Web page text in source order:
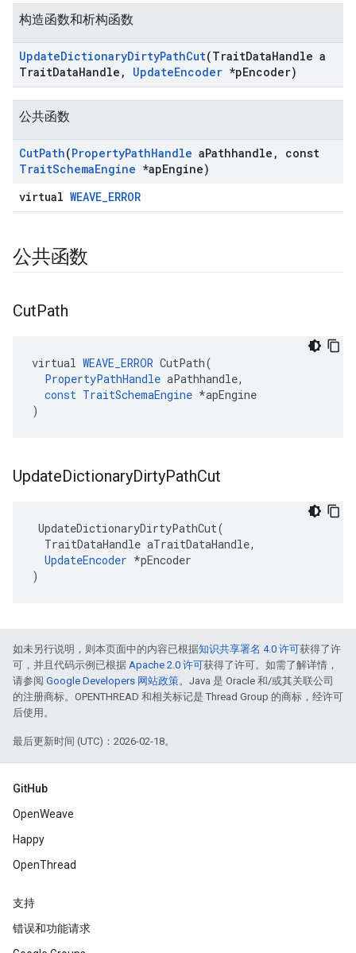
构造函数和析构函数
UpdateDictionaryDirtyPathCut(TraitDataHandle a
TraitDataHandle , UpdateEncoder *pEncoder)
公共函数
CutPath(PropertyPathHandle aPathhandle ,
const
TraitSchemaEngine *apEngine)
virtual WEAVE_ERROR
公共函数
CutPath
virtual WEAVE_ERROR CutPath(
PropertyPathHandle aPathhandle,
const TraitSchemaEngine *apEngine
)
UpdateDictionaryDirtyPathCut
UpdateDictionaryDirtyPathCut(
  TraitDataHandle aTraitDataHandle,
UpdateEncoder *pEncoder
)
如未另行说明，则本页面中的内容已根据知识共享署名 4.0 许可获得了许
可，并且代码示例已根据 Apache 2.0 许可获得了许可。如需了解详情，
请参阅 Google Developers 网站政策。Java 是 Oracle 和/或其关联公司
的注册商标。OPENTHREAD 和相关标记是 Thread Group 的商标，经许可
后使用。
最后更新时间 (UTC)：2026-02-18。
GitHub
OpenWeave
Happy
OpenThread
支持
错误和功能请求